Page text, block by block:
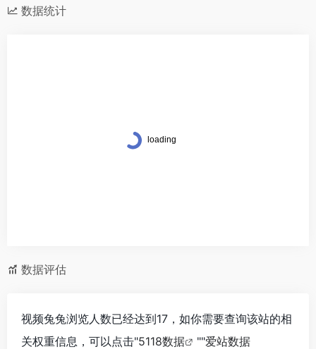
数据统计
数据评估
视频兔兔浏览人数已经达到17，如你需要查询该站的相
关权重信息，可以点击"5118数据 ""爱站数据